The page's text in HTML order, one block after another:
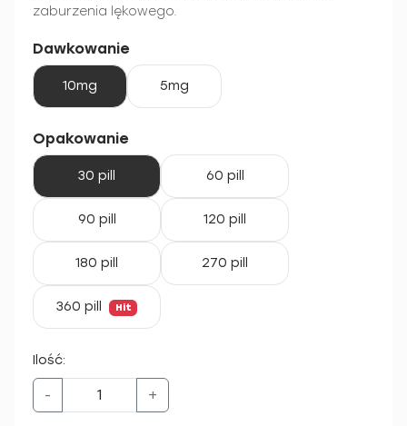
zaburzenia lękowego.
Dawkowanie
10mg 5mg
Opakowanie
30 pill 60 pill
90 pill 120 pill
180 pill 270 pill
360 pill Hit
Ilość:
- +